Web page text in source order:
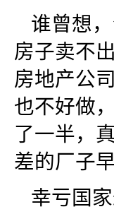
谁曾想
房子卖不
房地产公
也不好做
了一半，
差的厂子
幸亏国